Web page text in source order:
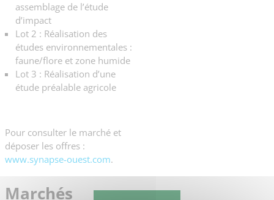
assemblage de l’étude
d’impact
Lot 2 : Réalisation des
études environnementales :
faune/flore et zone humide
Lot 3 : Réalisation d’une
étude préalable agricole
Pour consulter le marché et
déposer les offres :
www.synapse-ouest.com.
Marchés